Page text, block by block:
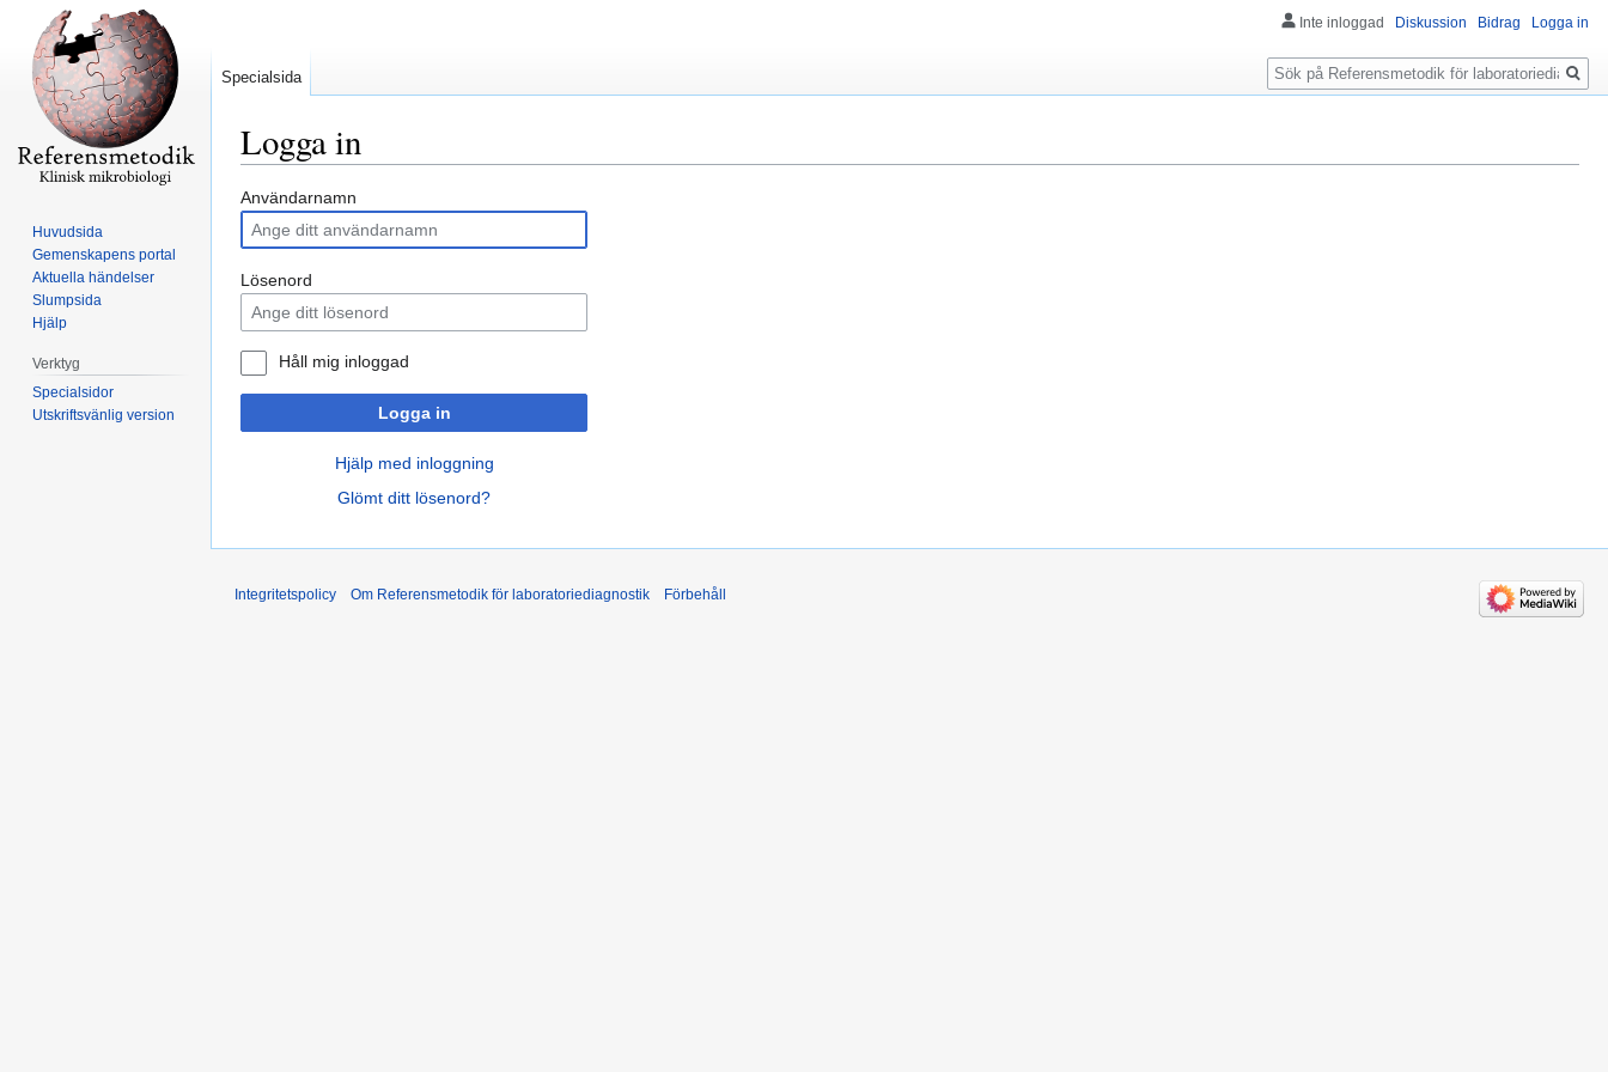
Logga in
Hoppa
till
navigering
Hoppa
till
sök
Användarnamn
Lösenord
Håll mig inloggad
Logga in
Hjälp med inloggning
Glömt ditt lösenord?
Inte inloggad Diskussion Bidrag Logga in
Specialsida
Sök
Huvudsida
Gemenskapens portal
Aktuella händelser
Slumpsida
Hjälp
Verktyg
Specialsidor
Utskriftsvänlig version
Integritetspolicy Om Referensmetodik för laboratoriediagnostik Förbehåll